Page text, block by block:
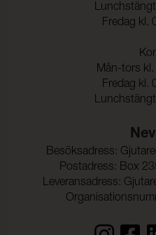
Fredag kl.
Mån-tors
Fredag kl.
Besöksadress:
Postadress: Box
Leveransadress: